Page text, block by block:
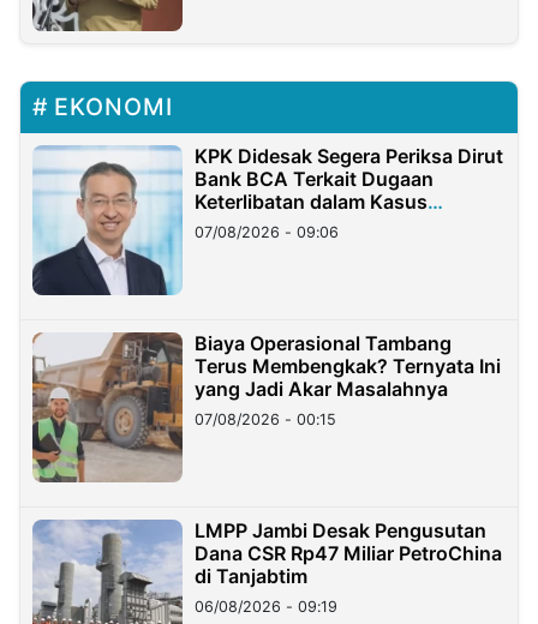
EKONOMI
KPK Didesak Segera Periksa Dirut
Bank BCA Terkait Dugaan
Keterlibatan dalam Kasus
Hilangnya Dana Nasabah Rp2,58
Miliar
07/08/2026 - 09:06
Biaya Operasional Tambang
Terus Membengkak? Ternyata Ini
yang Jadi Akar Masalahnya
07/08/2026 - 00:15
LMPP Jambi Desak Pengusutan
Dana CSR Rp47 Miliar PetroChina
di Tanjabtim
06/08/2026 - 09:19